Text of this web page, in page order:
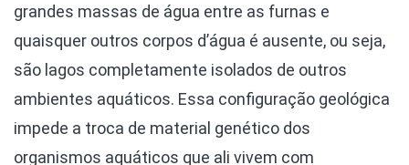
grandes massas de água entre as furnas e
quaisquer outros corpos d’água é ausente, ou seja,
são lagos completamente isolados de outros
ambientes aquáticos. Essa configuração geológica
impede a troca de material genético dos
organismos aquáticos que ali vivem com